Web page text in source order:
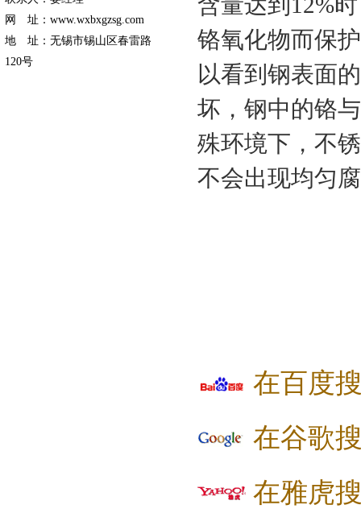
网 址：www.wxbxgzsg.com
地 址：无锡市锡山区春雷路
120号
铬氧化物而保
以看到钢表面
坏，钢中的铬
殊环境下，不
不会出现均匀
在百度
在谷歌
在雅虎